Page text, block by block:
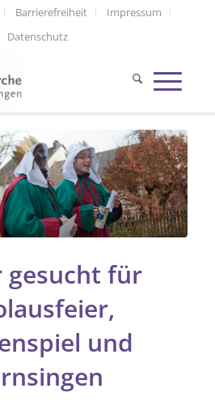
Barrierefreiheit
Impressum
Datenschutz
gesucht für
und